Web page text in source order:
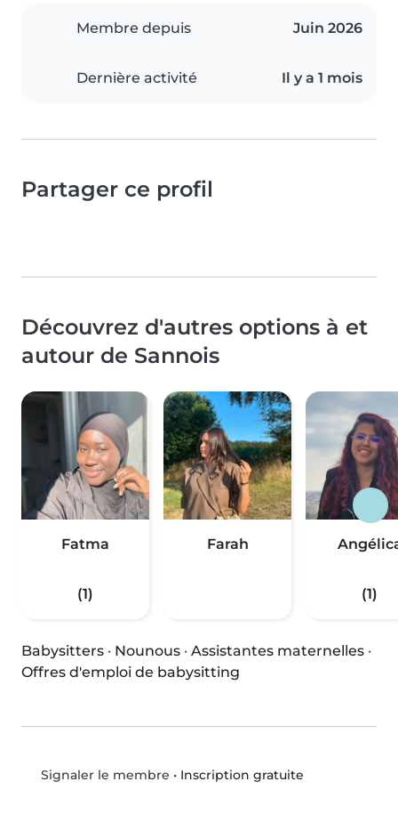
Membre depuis Juin 2026
Dernière activité Il y a 1 mois
Partager ce profil
Découvrez d'autres options à et
autour de Sannois
Fatma
(1)
Farah
(1)
Babysitters · Nounous · Assistantes maternelles ·
Offres d'emploi de babysitting
Signaler le membre • Inscription gratuite